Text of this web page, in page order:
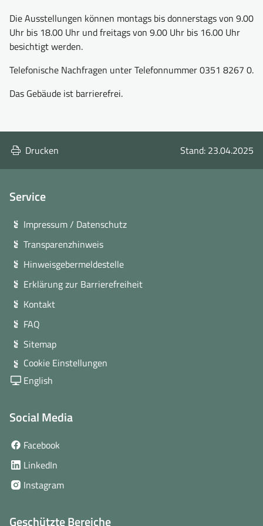
auf
Leinwand,
2024/2025,
©SLAEK
Die Ausstellungen können montags bis donnerstags von 9.00
Uhr bis 18.00 Uhr und freitags von 9.00 Uhr bis 16.00 Uhr
besichtigt werden.
Telefonische Nachfragen unter Telefonnummer 0351 8267 0.
Das Gebäude ist barrierefrei.
Drucken Stand: 23.04.2025
Service
Impressum / Datenschutz
Transparenzhinweis
Hinweisgebermeldestelle
Erklärung zur Barrierefreiheit
Kontakt
FAQ
Sitemap
Cookie Einstellungen
English
Social Media
Facebook
Fenster)
LinkedIn
neuem
Instagram(öffnet
Geschützte Bereiche